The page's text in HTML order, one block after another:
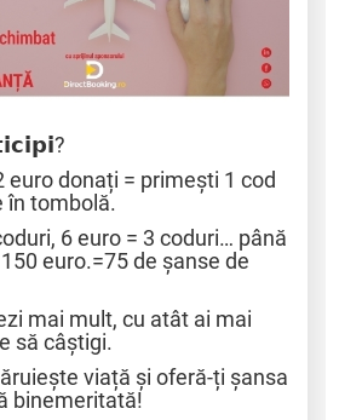
euro donați = primești 1 cod
în tombolă.
6 euro = 3 coduri… până
euro.=75 de șanse de
mai mult, cu atât ai mai
să câștigi.
viață și oferă-ți șansa
binemeritată!